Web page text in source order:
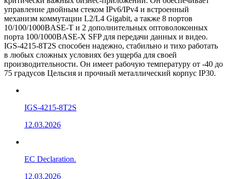
управление двойным стеком IPv6/IPv4 и встроенный
механизм коммутации L2/L4 Gigabit, а также 8 портов
10/100/1000BASE-T и 2 дополнительных оптоволоконных
порта 100/1000BASE-X SFP для передачи данных и видео.
IGS-4215-8T2S способен надежно, стабильно и тихо работать
в любых сложных условиях без ущерба для своей
производительности. Он имеет рабочую температуру от -40 до
75 градусов Цельсия и прочный металлический корпус IP30.
IGS-4215-8T2S
12.03.2026
EC Declaration.
12.03.2026